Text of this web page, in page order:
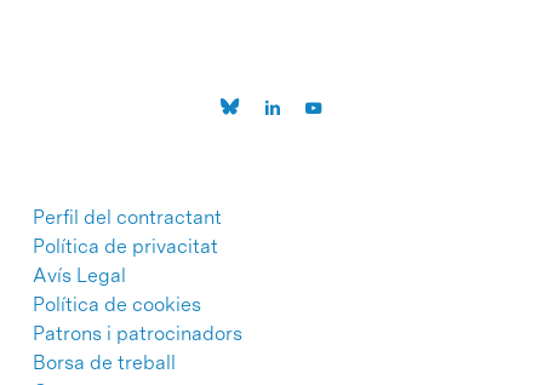
Perfil del contractant
Política de privacitat
Avís Legal
Política de cookies
Patrons i patrocinadors
Borsa de treball